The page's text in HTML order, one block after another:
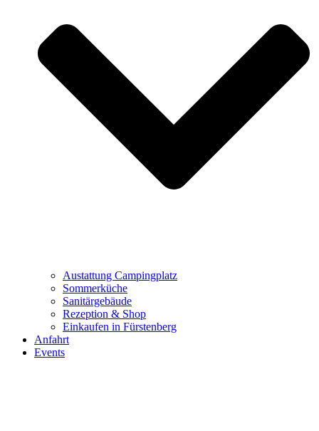
Austattung Campingplatz
Sommerküche
Sanitärgebäude
Rezeption & Shop
Einkaufen in Fürstenberg
Anfahrt
Events